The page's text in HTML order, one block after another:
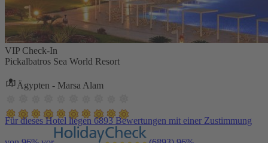
VIP Check-In
Pickalbatros Sea World Resort
Ägypten - Marsa Alam
Für dieses Hotel liegen 6893 Bewertungen mit einer Zustimmung